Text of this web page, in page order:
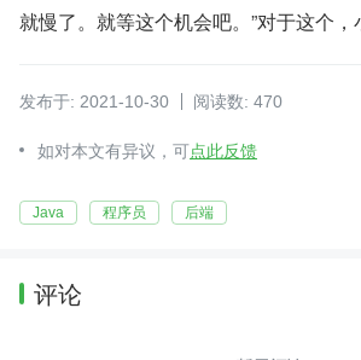
就慢了。就等这个机会吧。”对于这个，
发布于: 2021-10-30 阅读数: 470
如对本文有异议，可点此反馈
Java 程序员 后端
评论